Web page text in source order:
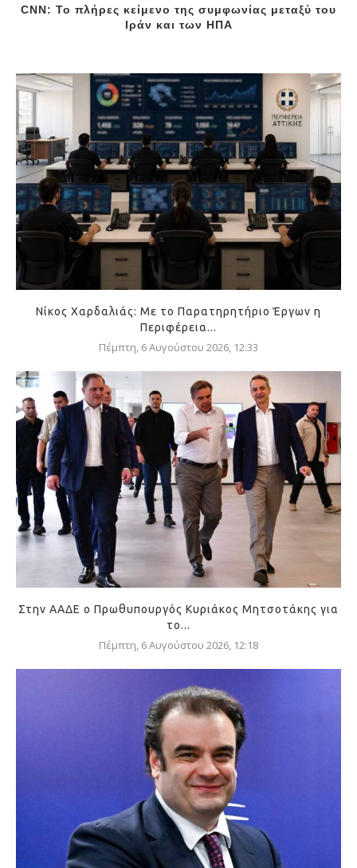
CNN: Το πλήρες κείμενο της συμφωνίας μεταξύ του
Ιράν και των ΗΠΑ
Νίκος Χαρδαλιάς: Με το Παρατηρητήριο Έργων η
Περιφέρεια...
Πέμπτη, 6 Αυγούστου 2026, 12:33
Στην ΑΑΔΕ ο Πρωθυπουργός Κυριάκος Μητσοτάκης για
το...
Πέμπτη, 6 Αυγούστου 2026, 12:18